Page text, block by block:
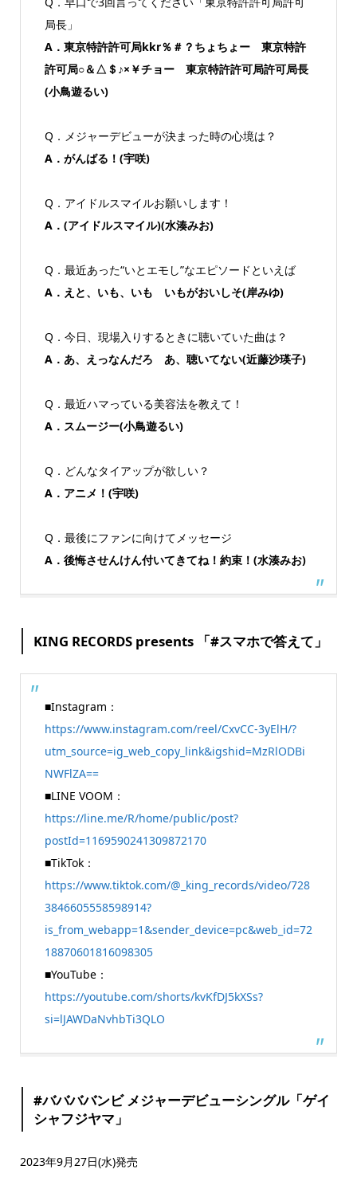
局長」
A．東京特許許可局kkr％＃？ちょちょー 東京特許
許可局○＆△＄♪×￥チョー 東京特許許可局許可局長
(小鳥遊るい)
Q．メジャーデビューが決まった時の心境は？
A．がんばる！(宇咲)
Q．アイドルスマイルお願いします！
A．(アイドルスマイル)(水湊みお)
Q．最近あった“いとエモし”なエピソードといえば
A．えと、いも、いも いもがおいしそ(岸みゆ)
Q．今日、現場入りするときに聴いていた曲は？
A．あ、えっなんだろ あ、聴いてない(近藤沙瑛子)
Q．最近ハマっている美容法を教えて！
A．スムージー(小鳥遊るい)
Q．どんなタイアップが欲しい？
A．アニメ！(宇咲)
Q．最後にファンに向けてメッセージ
A．後悔させんけん付いてきてね！約束！(水湊みお)
KING RECORDS presents 「#スマホで答えて」
■Instagram：
https://www.instagram.com/reel/CxvCC-3yElH/?
utm_source=ig_web_copy_link&igshid=MzRlODBi
NWFlZA==
■LINE VOOM：
https://line.me/R/home/public/post?
postId=1169590241309872170
■TikTok：
https://www.tiktok.com/@_king_records/video/728
3846605558598914?
is_from_webapp=1&sender_device=pc&web_id=72
18870601816098305
■YouTube：
https://youtube.com/shorts/kvKfDJ5kXSs?
si=lJAWDaNvhbTi3QLO
#ババババンビ メジャーデビューシングル「ゲイ
シャフジヤマ」
2023年9月27日(水)発売